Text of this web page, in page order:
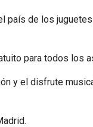
país de los
para todos los
y el disfrute